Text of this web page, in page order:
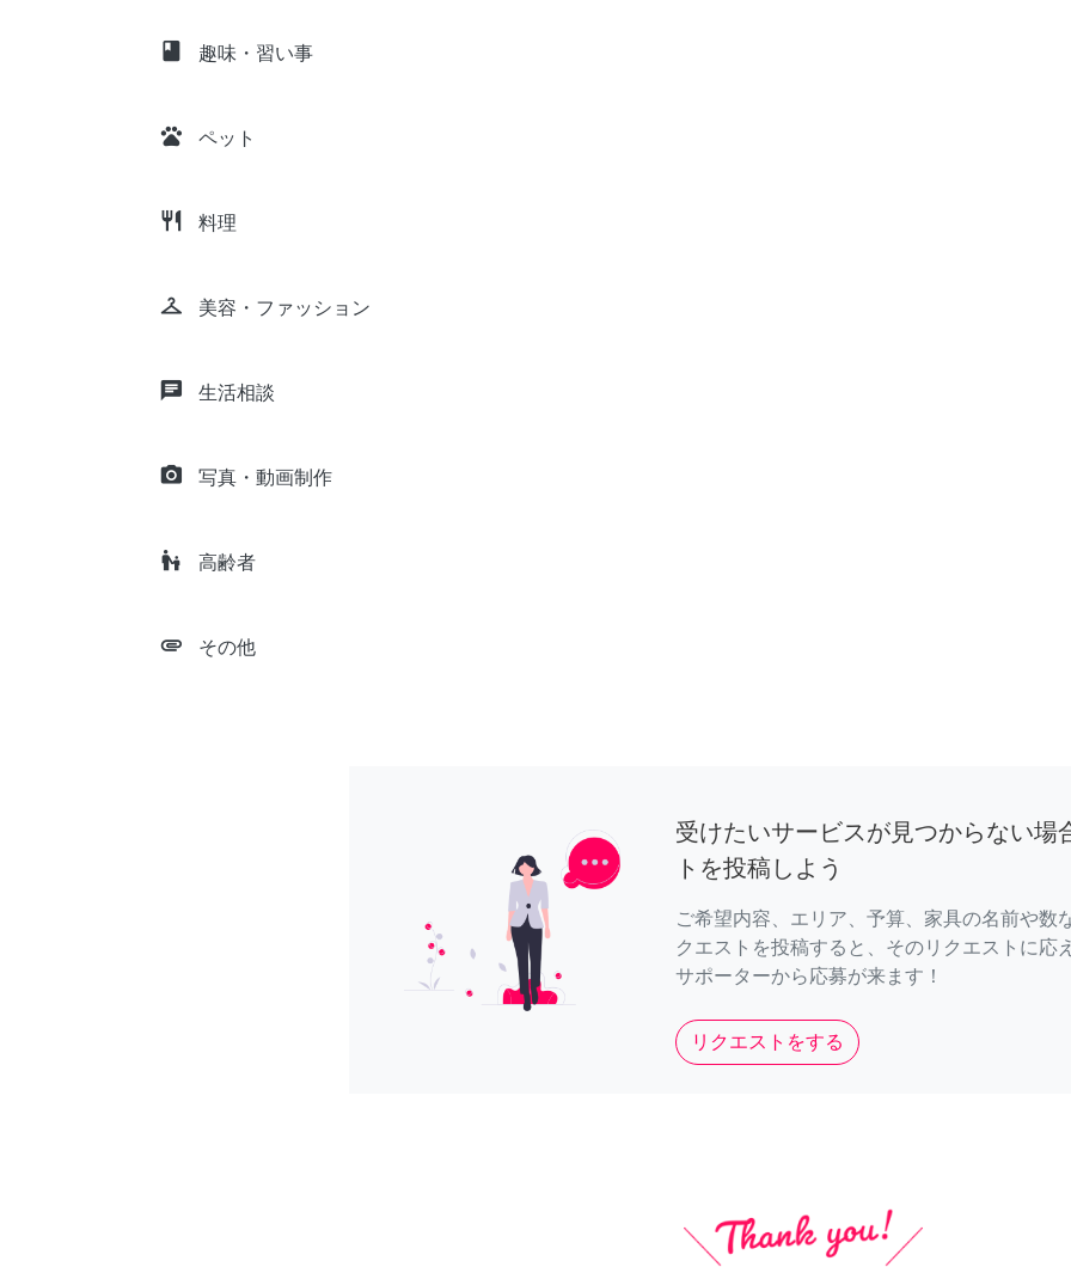
class 趣味・習い事
pets ペット
restaurant 料理
checkroom 美容・ファッション
chat 生活相談
camera_alt 写真・動画制作
escalator_warning 高齢者
attachment その他
受けたいサービスが見つからない場
トを投稿しよう
ご希望内容、エリア、予算、家具の名前や数
クエストを投稿すると、そのリクエストに応
サポーターから応募が来ます！
リクエストをする